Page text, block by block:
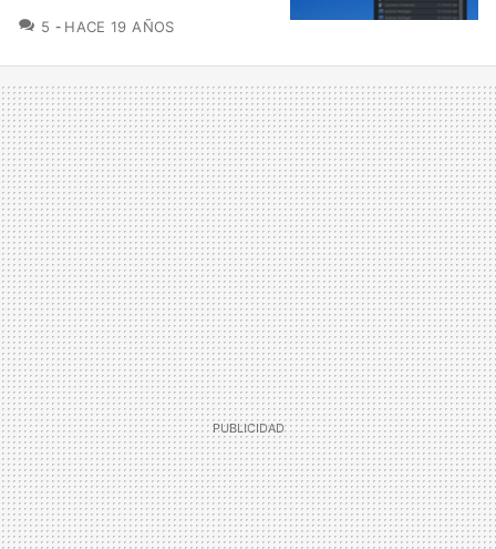
5 COMENTARIOS
HACE 19 AÑOS